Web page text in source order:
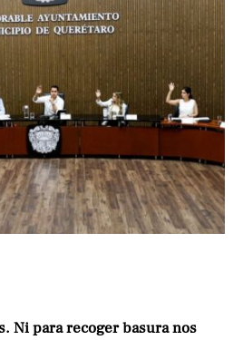
Ni para recoger basura nos